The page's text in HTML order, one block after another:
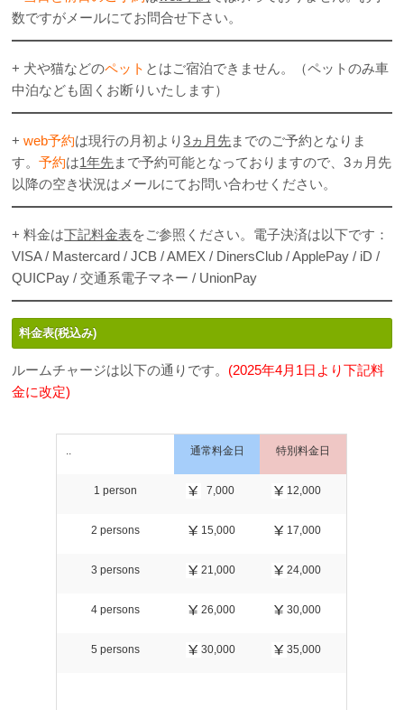
数ですがメールにてお問合せ下さい。
+ 犬や猫などのペット とはご宿泊できません。（ペットのみ車
中泊なども固くお断りいたします）
+web予約は現行の月初より3ヵ月先までのご予約となりま
す。予約は1年先まで予約可能となっておりますので、3ヵ月先
以降の空き状況はメールにてお問い合わせください。
+ 料金は下記料金表をご参照ください。電子決済は以下です：
VISA / Mastercard / JCB / AMEX / DinersClub / ApplePay / iD /
QUICPay / 交通系電子マネー / UnionPay
料金表(税込み)
ルームチャージは以下の通りです。 (2025年4月1日より下記料
金に改定)
.. 通常料金日 特別料金日
1 person 7,000 12,000
2 persons 15,000 17,000
3 persons 21,000 24,000
4 persons 26,000 30,000
5 persons 30,000 35,000